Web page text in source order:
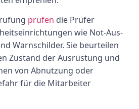
prüfen die Prüfer
wie Not-Aus-
Warnschilder. Sie beurteilen
Zustand der Ausrüstung und
von Abnutzung oder
für die Mitarbeiter